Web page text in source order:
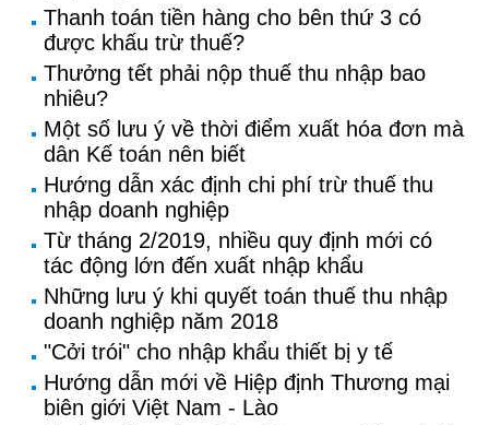
Thanh toán tiền hàng cho bên thứ 3 có
được khấu trừ thuế?
Thưởng tết phải nộp thuế thu nhập bao
nhiêu?
Một số lưu ý về thời điểm xuất hóa đơn mà
dân Kế toán nên biết
Hướng dẫn xác định chi phí trừ thuế thu
nhập doanh nghiệp
Từ tháng 2/2019, nhiều quy định mới có
tác động lớn đến xuất nhập khẩu
Những lưu ý khi quyết toán thuế thu nhập
doanh nghiệp năm 2018
"Cởi trói" cho nhập khẩu thiết bị y tế
Hướng dẫn mới về Hiệp định Thương mại
biên giới Việt Nam - Lào